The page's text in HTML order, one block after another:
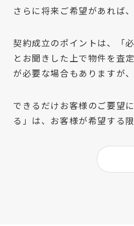
さらに将来ご希望があれば
契約成立のポイントは、「
とお聞きした上で物件を査
が必要な場合もありますが
できるだけお客様のご要望
る」は、お客様が希望する